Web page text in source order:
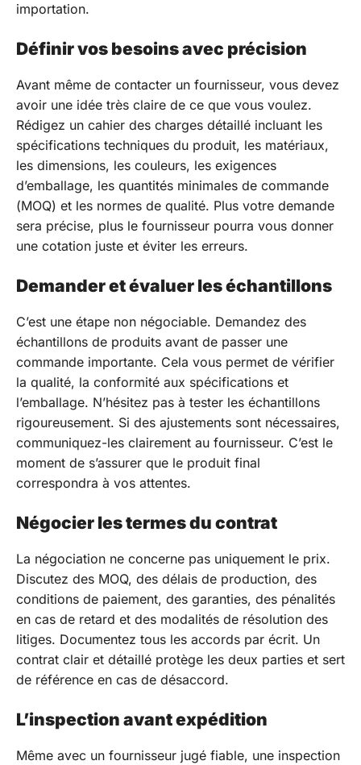
importation.
Définir vos besoins avec précision
Avant même de contacter un fournisseur, vous devez
avoir une idée très claire de ce que vous voulez.
Rédigez un cahier des charges détaillé incluant les
spécifications techniques du produit, les matériaux,
les dimensions, les couleurs, les exigences
d’emballage, les quantités minimales de commande
(MOQ) et les normes de qualité. Plus votre demande
sera précise, plus le fournisseur pourra vous donner
une cotation juste et éviter les erreurs.
Demander et évaluer les échantillons
C’est une étape non négociable. Demandez des
échantillons de produits avant de passer une
commande importante. Cela vous permet de vérifier
la qualité, la conformité aux spécifications et
l’emballage. N’hésitez pas à tester les échantillons
rigoureusement. Si des ajustements sont nécessaires,
communiquez-les clairement au fournisseur. C’est le
moment de s’assurer que le produit final
correspondra à vos attentes.
Négocier les termes du contrat
La négociation ne concerne pas uniquement le prix.
Discutez des MOQ, des délais de production, des
conditions de paiement, des garanties, des pénalités
en cas de retard et des modalités de résolution des
litiges. Documentez tous les accords par écrit. Un
contrat clair et détaillé protège les deux parties et sert
de référence en cas de désaccord.
L’inspection avant expédition
Même avec un fournisseur jugé fiable, une inspection